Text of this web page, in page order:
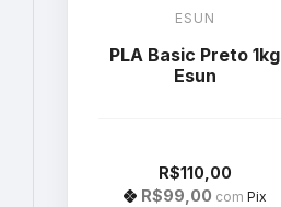
ESUN
PLA Basic Preto 1kg
Esun
R$110,00
R$99,00 com Pix